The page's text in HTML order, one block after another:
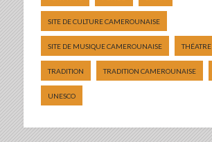
SITE DE CULTURE CAMEROUNAISE
SITE DE MUSIQUE CAMEROUNAISE THÉATRE
TRADITION TRADITION CAMEROUNAISE
UNESCO